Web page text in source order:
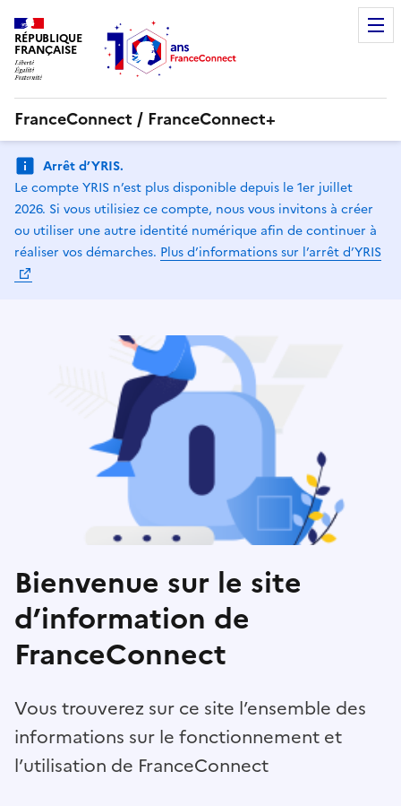
RÉPUBLIQUE
FRANÇAISE
FranceConnect / FranceConnect+
Arrêt d’YRIS.
Le compte YRIS n’est plus disponible depuis le 1er juillet
2026. Si vous utilisiez ce compte, nous vous invitons à créer
ou utiliser une autre identité numérique afin de continuer à
réaliser vos démarches. Plus d’informations sur l’arrêt d’YRIS
Bienvenue sur le site
d’information de
FranceConnect
Vous trouverez sur ce site l’ensemble des
informations sur le fonctionnement et
l’utilisation de FranceConnect